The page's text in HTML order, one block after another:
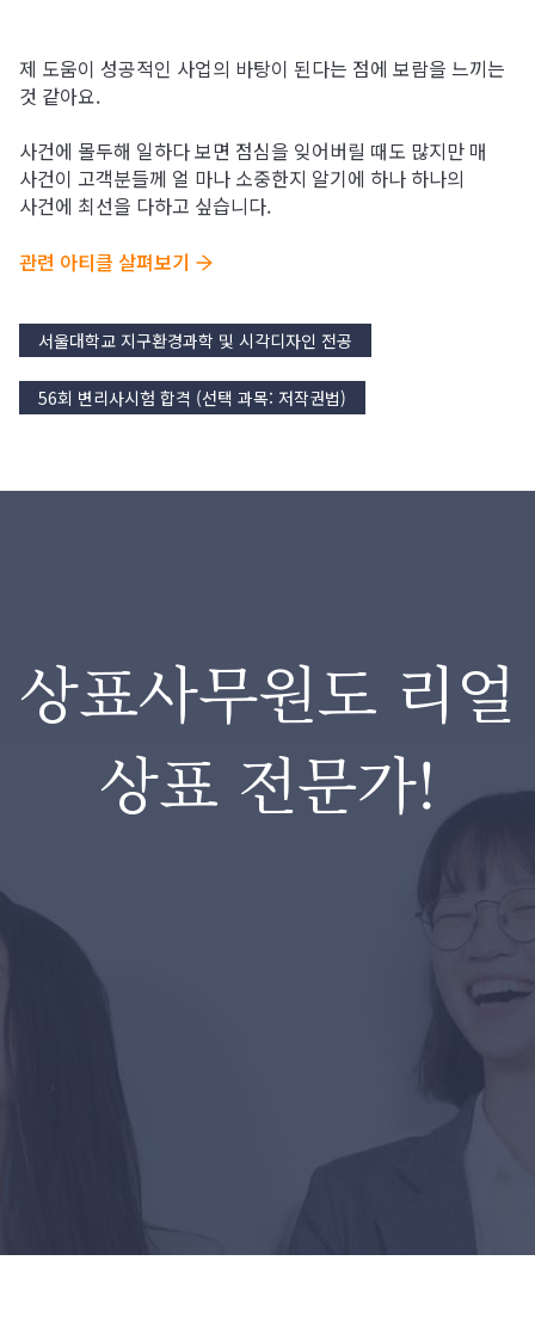
제 도움이 성공적인 사업의 바탕이 된다는 점에 보람을 느끼는
것 같아요.
사건에 몰두해 일하다 보면 점심을 잊어버릴 때도 많지만 매
사건이 고객분들께 얼 마나 소중한지 알기에 하나 하나의
사건에 최선을 다하고 싶습니다.
관련 아티클 살펴보기
서울대학교 지구환경과학 및 시각디자인 전공
56회 변리사시험 합격 (선택 과목: 저작권법)
상표사무원도 리얼
상표 전문가!